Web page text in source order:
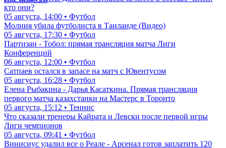
кто они?
05 августа, 14:00 • Футбол
Молния убила футболиста в Таиланде (Видео)
05 августа, 17:30 • Футбол
Партизан - Тобол: прямая трансляция матча Лиги
Конференций
06 августа, 12:00 • Футбол
Сатпаев остался в запасе на матч с Ювентусом
05 августа, 16:28 • Футбол
Елена Рыбакина - Дарья Касаткина. Прямая трансляция
первого матча казахстанки на Мастерс в Торонто
05 августа, 15:12 • Теннис
Что сказали тренеры Кайрата и Левски после первой игры
Лиги чемпионов
05 августа, 09:41 • Футбол
Винисиус удалил все о Реале - Арсенал готов заплатить 120